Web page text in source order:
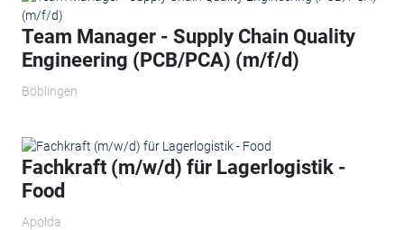
Team Manager - Supply Chain Quality
Engineering (PCB/PCA) (m/f/d)
Böblingen
Fachkraft (m/w/d) für Lagerlogistik -
Food
Apolda